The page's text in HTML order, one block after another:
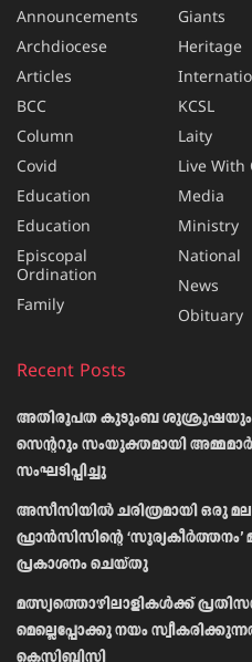
Announcements
Archdiocese
Articles
BCC
Column
Covid
Education
Education
Episcopal
Ordination
Family
Giants
Heritage
KCSL
Laity
Live With
Media
Ministry
National
News
Obituary
Recent Posts
അതിരൂപത കുടുംബ ശുശ്രൂഷയും
സെന്ററും സംയുക്തമായി
സംഘടിപ്പിച്ചു
അസീസിയിൽ ചരിത്രമായി ഒരു
ഫ്രാൻസിസിന്റെ
പ്രകാശനം ചെയ്തു
മത്സ്യത്തൊഴിലാളികള്‍ക്ക്
മെല്ലെപ്പോക്കു നയം
കെസിബിസി